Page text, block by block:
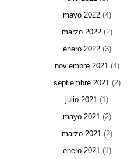
mayo 2022(4)
marzo 2022(2)
enero 2022(3)
noviembre 2021(4)
septiembre 2021(2)
julio 2021 (1)
mayo 2021(2)
marzo 2021(2)
enero 2021(1)